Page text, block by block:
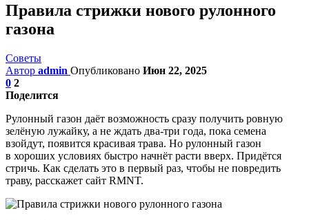
Правила стрижки нового рулонного
газона
Советы
Автор admin Опубликовано Июн 22, 2025
0 2
Поделится
Рулонный газон даёт возможность сразу получить ровную
зелёную лужайку, а не ждать два-три года, пока семена
взойдут, появится красивая трава. Но рулонный газон
в хороших условиях быстро начнёт расти вверх. Придётся
стричь. Как сделать это в первый раз, чтобы не повредить
траву, расскажет сайт RMNT.